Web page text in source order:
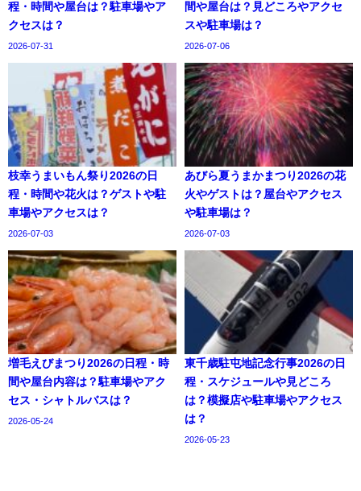
程・時間や屋台は？駐車場やア
クセスは？
2026-07-31
間や屋台は？見どころやアクセ
スや駐車場は？
2026-07-06
枝幸うまいもん祭り2026の日
程・時間や花火は？ゲストや駐
車場やアクセスは？
2026-07-03
あびら夏うまかまつり2026の花
火やゲストは？屋台やアクセス
や駐車場は？
2026-07-03
増毛えびまつり2026の日程・時
間や屋台内容は？駐車場やアク
セス・シャトルバスは？
2026-05-24
東千歳駐屯地記念行事2026の日
程・スケジュールや見どころ
は？模擬店や駐車場やアクセス
は？
2026-05-23